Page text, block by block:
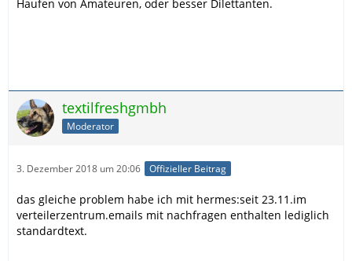
Haufen von Amateuren, oder besser Dilettanten.
textilfreshgmbh
Moderator
3. Dezember 2018 um 20:06 Offizieller Beitrag
das gleiche problem habe ich mit hermes:seit 23.11.im
verteilerzentrum.emails mit nachfragen enthalten lediglich
standardtext.